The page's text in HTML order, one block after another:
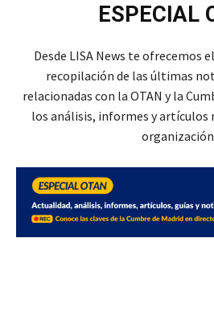
ESPECIAL
Desde LISA News te ofrecemos el
recopilación de las últimas
relacionadas con la OTAN y la
los análisis, informes y artículos